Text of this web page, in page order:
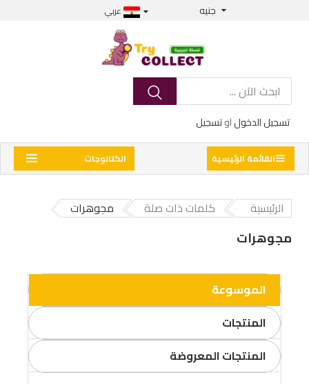
جنيه عربي
تسجيل الدخولاوتسجيل
الكتالوجات القائمة الرئيسية
الرئيسية كلمات ذات صلة مجوهرات
مجوهرات
الموسوعة
المنتجات
المنتجات المعروضة